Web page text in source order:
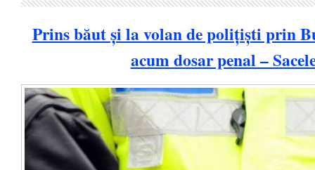
Prins băut și la volan de polițiști prin
acum dosar penal –